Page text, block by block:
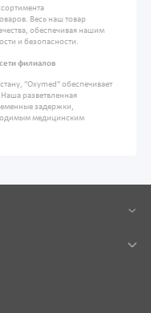
Весь наш товар
обеспечивая нашим
и безопасности.
филиалов
"Oxymed" обеспечивает
разветвленная
задержки,
медицинским